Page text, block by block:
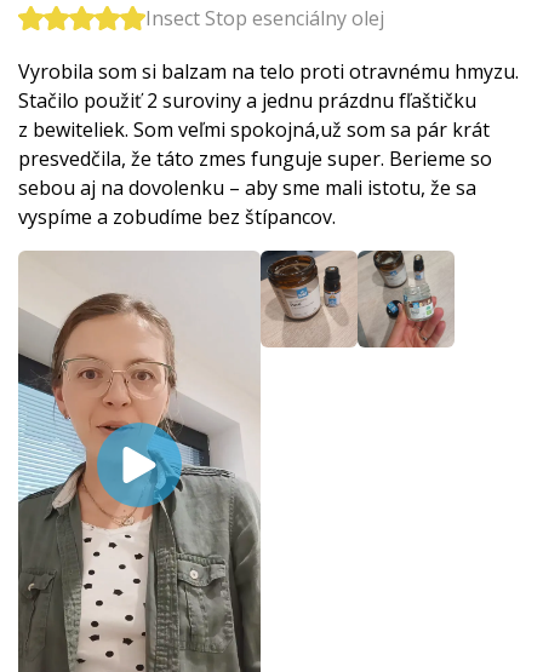
Insect Stop esenciálny olej
Vyrobila som si balzam na telo proti otravnému hmyzu.
Stačilo použiť 2 suroviny a jednu prázdnu fľaštičku
z bewiteliek. Som veľmi spokojná,už som sa pár krát
presvedčila, že táto zmes funguje super. Berieme so
sebou aj na dovolenku – aby sme mali istotu, že sa
vyspíme a zobudíme bez štípancov.